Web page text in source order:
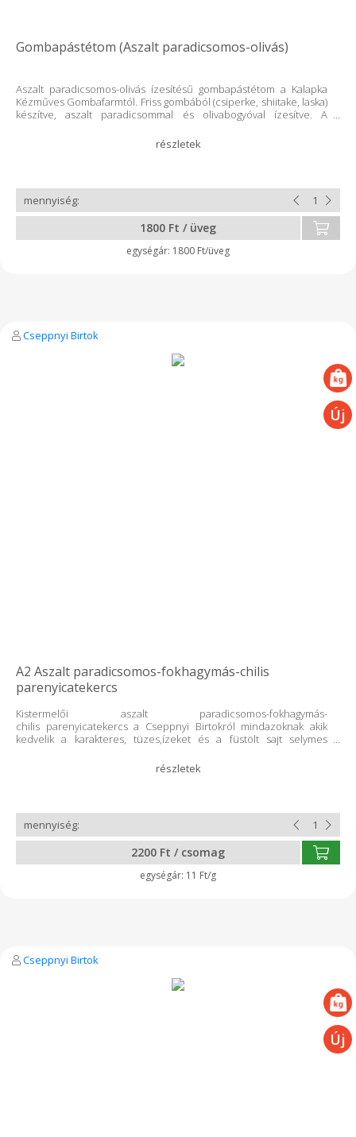
Gombapástétom (Aszalt paradicsomos-olivás)
Aszalt paradicsomos-olivás ízesítésű gombapástétom a Kalapka
Kézműves Gombafarmtól. Friss gombából (csiperke, shiitake, laska)
készítve, aszalt paradicsommal és olivabogyóval ízesítve. A
őstermelői terményből készült. Hőkezelt termék. Eltartható: a
címkén jelzett időpontig. Felbontás után hűtőben tárolandó, 5
1800 Ft / üveg
1800 Ft/üveg
Cseppnyi Birtok
A2 Aszalt paradicsomos-fokhagymás-chilis
parenyicatekercs
Kistermelői aszalt paradicsomos-fokhagymás-
chilis parenyicatekercs a Cseppnyi Birtokról mindazoknak akik
kedvelik a karakteres, tüzes,ízeket és a füstölt sajt selymes
tejfehérjeérzékenyek is fogyaszthatják. Teljes tejből csináljuk. A
napérlelte aszalt paradicsom édeskés íze, a fokhagyma aromája
termékünk tartósítószer- és adalékanyagmentes! Összetevők:
pasztőrözött teljes tehéntej, 1,5 % aszalt paradicsom, 0,3%
fokhagyma, 0,2% chilipehely, só, oltóenzim, baktérium kultúra A
feltüntetett súly hozzávetőleges, végleges súly és ár átvételkor
tudunk mondani.
2200 Ft / csomag
11 Ft/g
Cseppnyi Birtok